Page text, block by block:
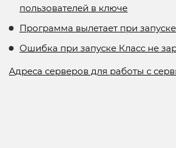
пользователей в ключе
Программа вылетает при запуске
Ошибка при запуске Класс не
Адреса серверов для работы с